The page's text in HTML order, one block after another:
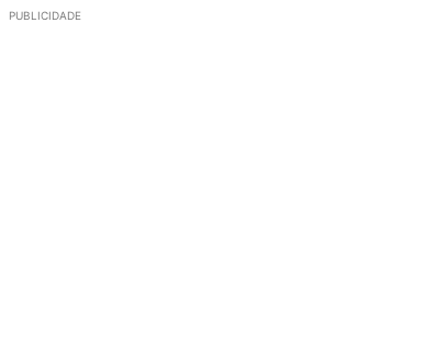
PUBLICIDADE